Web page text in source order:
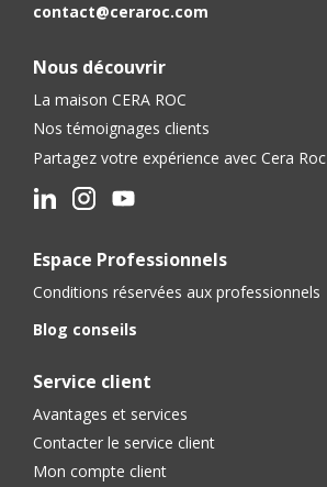
contact@ceraroc.com
Nous découvrir
La maison CERA ROC
Nos témoignages clients
Partagez votre expérience avec Cera Roc
Espace Professionnels
Conditions réservées aux professionnels
Blog conseils
Service client
Avantages et services
Contacter le service client
Mon compte client